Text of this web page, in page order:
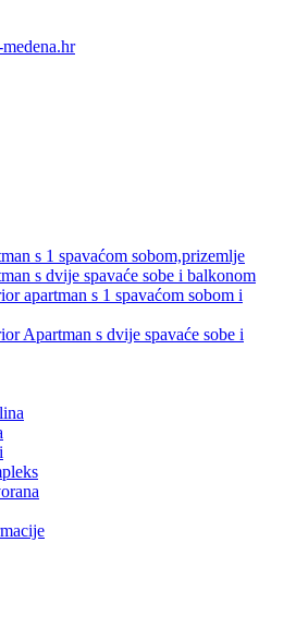
s 1 spavaćom sobom,prizemlje
s dvije spavaće sobe i balkonom
apartman s 1 spavaćom sobom i
Apartman s dvije spavaće sobe i